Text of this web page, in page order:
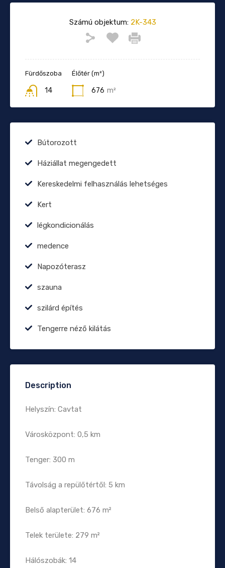
Számú objektum:2K-343
Fürdőszoba
14
Élőtér (m²)
676 m²
Bútorozott
Háziállat megengedett
Kereskedelmi felhasználás lehetséges
Kert
légkondicionálás
medence
Napozóterasz
szauna
szilárd építés
Tengerre néző kilátás
Description
Helyszín: Cavtat
Városközpont: 0,5 km
Tenger: 300 m
Távolság a repülőtértől: 5 km
Belső alapterület: 676 m²
Telek területe: 279 m²
Hálószobák: 14